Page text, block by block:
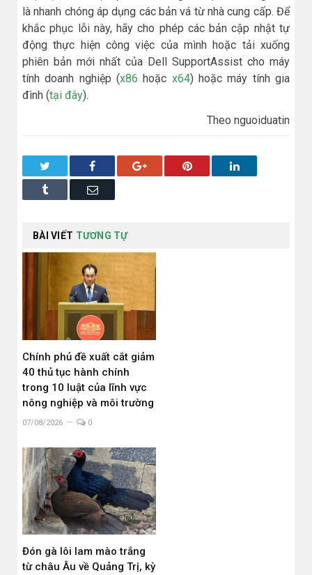
là nhanh chóng áp dụng các bản vá từ nhà cung cấp. Để
khắc phục lỗi này, hãy cho phép các bản cập nhật tự
động thực hiện công việc của mình hoặc tải xuống
phiên bản mới nhất của Dell SupportAssist cho máy
tính doanh nghiệp (x86 hoặc x64) hoặc máy tính gia
đình (tại đây).
Theo nguoiduatin
Facebook Google+ Pinterest LinkedIn
Tumblr Email
BÀI VIẾT TƯƠNG TỰ
Chính phủ đề xuất cắt giảm
40 thủ tục hành chính
trong 10 luật của lĩnh vực
nông nghiệp và môi trường
07/08/2026 0
Đón gà lôi lam mào trắng
từ châu Âu về Quảng Trị, kỳ